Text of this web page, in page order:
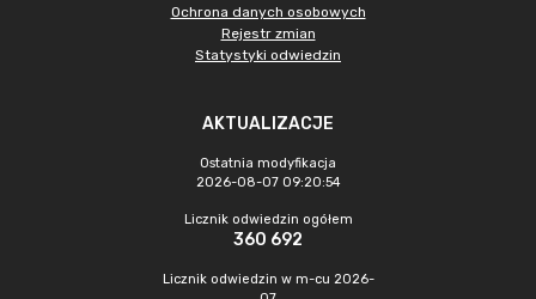
Ochrona danych osobowych
Rejestr zmian
Statystyki odwiedzin
AKTUALIZACJE
Ostatnia modyfikacja
2026-08-07 09:20:54
Licznik odwiedzin ogółem
360 692
Licznik odwiedzin w m-cu 2026-